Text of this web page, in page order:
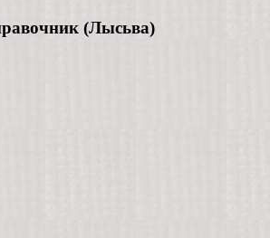
(Лысьва)